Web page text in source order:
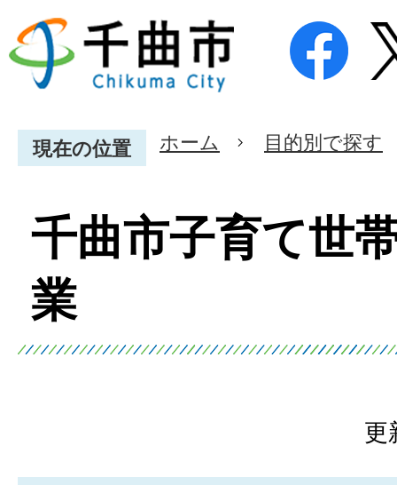
現在の位置 ホーム 目的別で探す
千曲市子育て世
業
更